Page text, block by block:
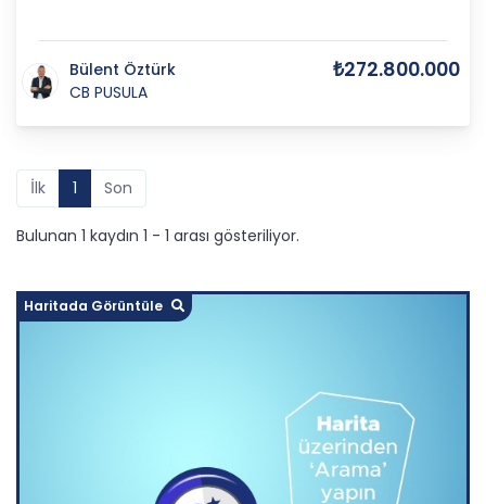
Bülent Öztürk
CB PUSULA
₺272.800.000
İlk 1 Son
Bulunan 1 kaydın 1 - 1 arası gösteriliyor.
Haritada Görüntüle